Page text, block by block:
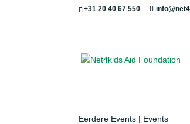
+31 20 40 67 550
Eerdere Events | Events